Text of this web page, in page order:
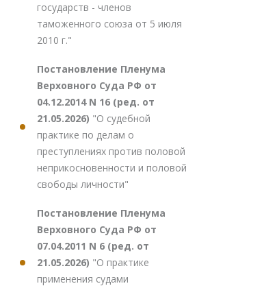
государств - членов
таможенного союза от 5 июля
2010 г."
Постановление Пленума
Верховного Суда РФ от
04.12.2014 N 16 (ред. от
21.05.2026) "О судебной
практике по делам о
преступлениях против половой
неприкосновенности и половой
свободы личности"
Постановление Пленума
Верховного Суда РФ от
07.04.2011 N 6 (ред. от
21.05.2026) "О практике
применения судами